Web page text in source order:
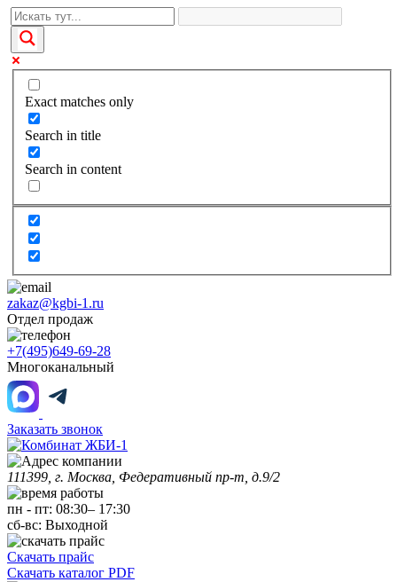
Exact matches only
Search in title
Search in content
zakaz@kgbi-1.ru
Отдел продаж
+7(495)649-69-28
Многоканальный
Заказать звонок
111399, г. Москва, Федеративный пр-т, д.9/2
пн - пт: 08:30– 17:30
сб-вс: Выходной
Скачать прайс
Скачать каталог PDF